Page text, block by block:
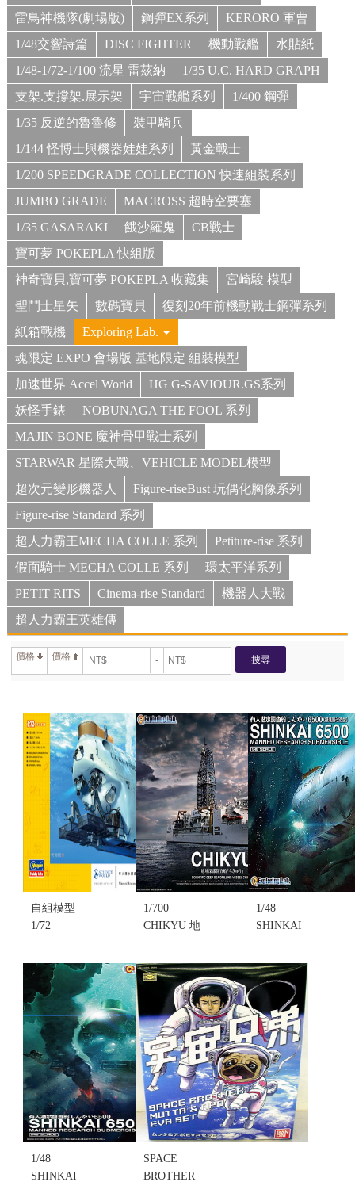
雷鳥神機隊(劇場版)
鋼彈EX系列
KERORO 軍曹
1/48交響詩篇
DISC FIGHTER 機動戰艦
水貼紙
1/48-1/72-1/100 流星 雷茲納
1/35 U.C. HARD GRAPH
支架.支撐架.展示架
宇宙戰艦系列
1/400 鋼彈
1/35 反逆的魯魯修
裝甲騎兵
1/144 怪博士與機器娃娃系列
黃金戰士
1/200 SPEEDGRADE COLLECTION 快速組裝系列
JUMBO GRADE
MACROSS 超時空要塞
1/35 GASARAKI
餓沙羅鬼
CB戰士
寶可夢 POKEPLA 快組版
神奇寶貝,寶可夢 POKEPLA 收藏集
宮崎駿 模型
聖鬥士星矢
數碼寶貝
復刻20年前機動戰士鋼彈系列
紙箱戰機
Exploring Lab.
魂限定 EXPO 會場版 基地限定 組裝模型
加速世界 Accel World
HG G-SAVIOUR.GS系列
妖怪手錶
NOBUNAGA THE FOOL 系列
MAJIN BONE 魔神骨甲戰士系列
STARWAR 星際大戰、VEHICLE MODEL模型
超次元變形機器人
Figure-riseBust 玩偶化胸像系列
Figure-rise Standard 系列
超人力霸王MECHA COLLE 系列
Petiture-rise 系列
假面騎士 MECHA COLLE 系列
環太平洋系列
PETIT RITS
Cinema-rise Standard
機器人大戰
超人力霸王英雄傳
價格 價格 - 搜尋
自組模型
1/72
6500 有人潛
水調查船 深
海 6500
SW01
54001(不挑
盒況)(售完缺
貨...
售價:0
1/700
CHIKYU 地
船
CHIKYU(不
挑盒況)(售完
缺貨...
售價:0
1/48
SHINKAI
水調查船 深
海 6500(推進
器改造型)(不
挑盒況)(售完
缺貨...
售價:0
1/48
SHINKAI
SPACE
BROTHER